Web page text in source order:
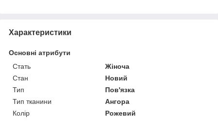
Характеристики
Основні атрибути
Стать
Жіноча
Стан
Новий
Тип
Пов'язка
Тип тканини
Ангора
Колір
Рожевий